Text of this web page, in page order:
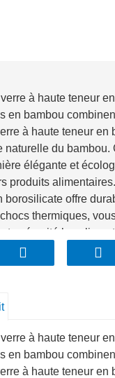
à haute teneur
en bambou
à haute teneur en
naturelle du bambou.
élégante et
produits
borosilicate offre
thermiques,
sécurité les
soucier de la casse.
une touche
à haute teneur
en bambou
à haute teneur en